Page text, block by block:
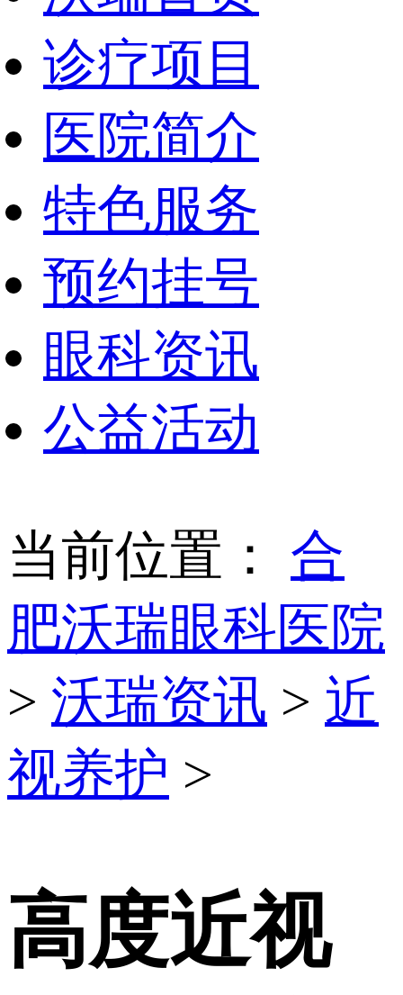
诊疗项目
医院简介
特色服务
预约挂号
眼科资讯
公益活动
当前位置： 合
肥沃瑞眼科医院
> 沃瑞资讯 > 近
视养护 >
高度近视